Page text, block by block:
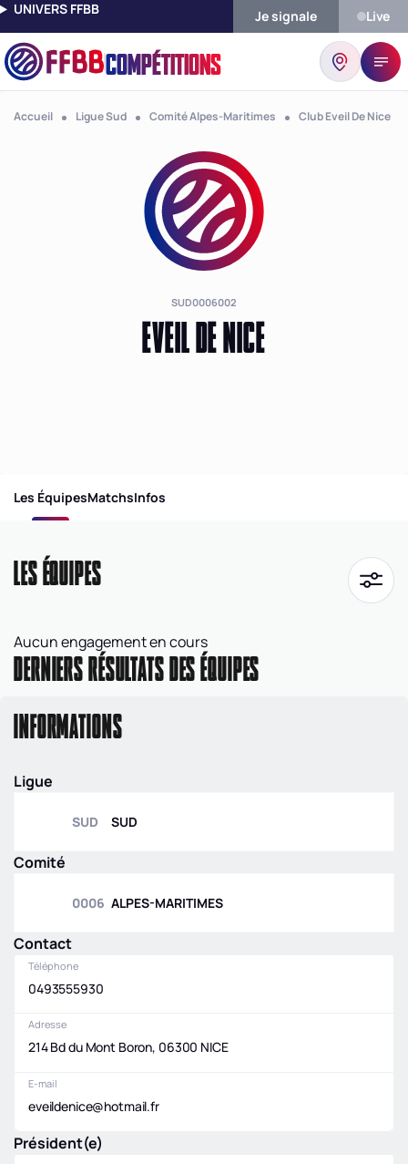
UNIVERS FFBB Je signale Live
COMPÉTITIONS
Accueil Ligue Sud Comité Alpes-Maritimes Club Eveil De Nice
SUD0006002
EVEIL DE NICE
Les ÉquipesMatchsInfos
LES ÉQUIPES
Aucun engagement en cours
DERNIERS RÉSULTATS DES ÉQUIPES
INFORMATIONS
Ligue
SUD SUD
Comité
0006 ALPES-MARITIMES
Contact
Téléphone
0493555930
Adresse
214 Bd du Mont Boron, 06300 NICE
E-mail
eveildenice@hotmail.fr
Président(e)